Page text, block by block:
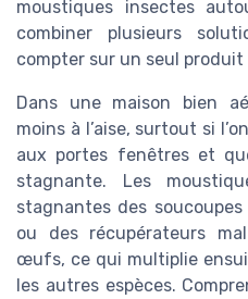
moustiques insectes
combiner plusieurs
compter sur un seul produit
Dans une maison bien
moins à l’aise, surtout si
aux portes fenêtres et
stagnante. Les
stagnantes des
ou des récupérateurs
œufs, ce qui multiplie
les autres espèces.